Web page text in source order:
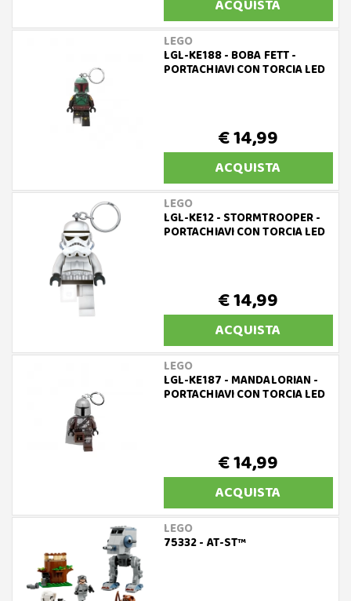
ACQUISTA
LEGO
LGL-KE188 - BOBA FETT -
PORTACHIAVI CON TORCIA LED
€ 14,99
ACQUISTA
LEGO
LGL-KE12 - STORMTROOPER -
PORTACHIAVI CON TORCIA LED
€ 14,99
ACQUISTA
LEGO
LGL-KE187 - MANDALORIAN -
PORTACHIAVI CON TORCIA LED
€ 14,99
ACQUISTA
LEGO
75332 - AT-ST™